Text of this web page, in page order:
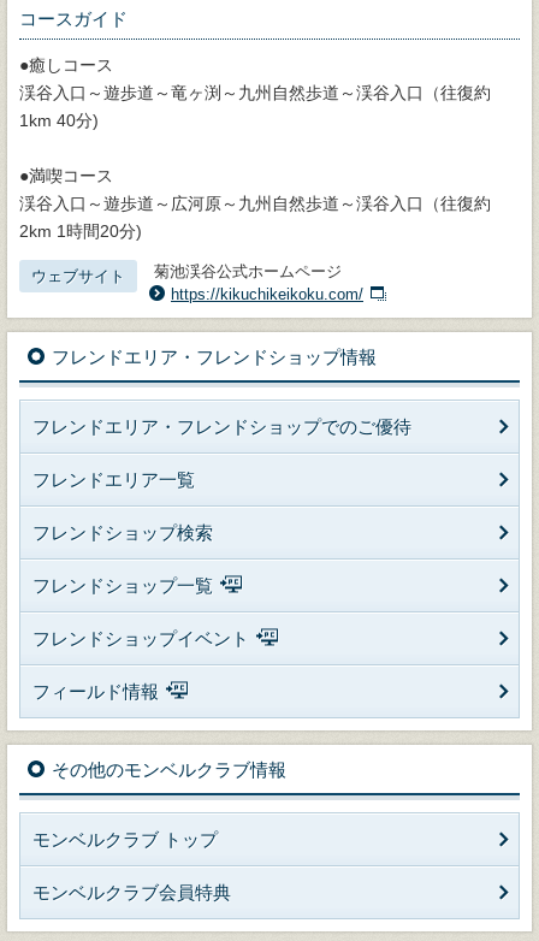
コースガイド
●癒しコース
渓谷入口～遊歩道～竜ヶ渕～九州自然歩道～渓谷入口（往復約
1km 40分)
●満喫コース
渓谷入口～遊歩道～広河原～九州自然歩道～渓谷入口（往復約
2km 1時間20分)
ウェブサイト
菊池渓谷公式ホームページ
https://kikuchikeikoku.com/
フレンドエリア・フレンドショップ情報
フレンドエリア・フレンドショップでのご優待
フレンドエリア一覧
フレンドショップ検索
フレンドショップ一覧
フレンドショップイベント
フィールド情報
その他のモンベルクラブ情報
モンベルクラブ トップ
モンベルクラブ会員特典